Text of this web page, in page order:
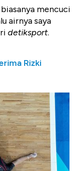
mencuci
airnya saya
detiksport.
Rizki